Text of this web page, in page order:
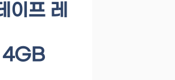
이프 레
4GB